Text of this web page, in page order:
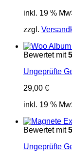
inkl. 19 %
zzgl.
Bewertet mit
Ungeprüfte
29,00 €
inkl. 19 %
Bewertet mit
Ungeprüfte